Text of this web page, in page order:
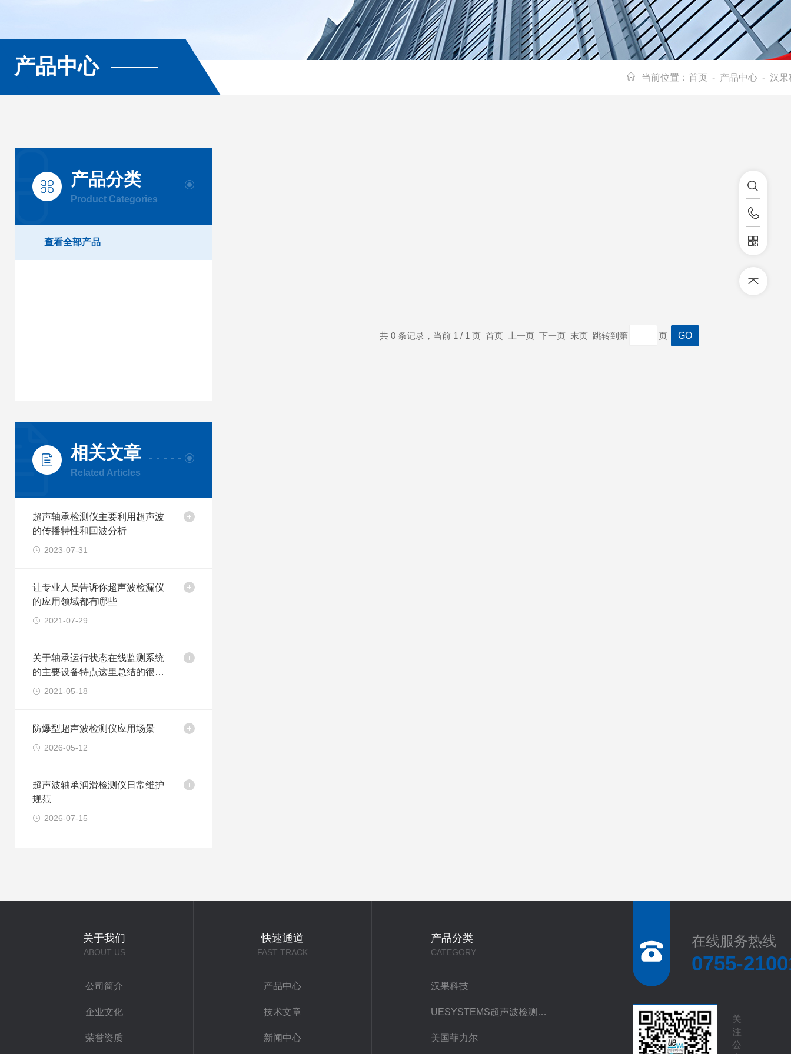
产品中心 当前位置： 首页 - 产品中心 - 汉果
产品分类
Product Categories
查看全部产品
相关文章
Related Articles
超声轴承检测仪主要利用超声波
的传播特性和回波分析
2023-07-31
让专业人员告诉你超声波检漏仪
的应用领域都有哪些
2021-07-29
关于轴承运行状态在线监测系统
的主要设备特点这里总结的很详
细
2021-05-18
防爆型超声波检测仪应用场景
2026-05-12
超声波轴承润滑检测仪日常维护
规范​
2026-07-15
共 0 条记录，当前 1 / 1 页 首页 上一页 下一页 末页 跳转到第 页
关于我们
ABOUT US
公司简介
企业文化
荣誉资质
快速通道
FAST TRACK
产品中心
技术文章
新闻中心
产品分类
CATEGORY
汉果科技
UESYSTEMS超声波检测系统
美国菲力尔
在线服务热线
0755-
关
注
公